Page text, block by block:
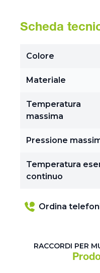
Scheda
Colore
Materiale
Temperatura
massima
Pressione
Temperatura
continuo
Ordina
RACCORDI PER